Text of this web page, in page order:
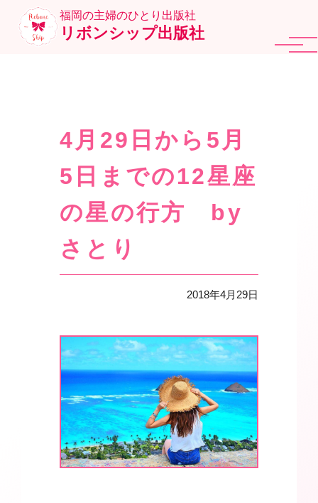
福岡の主婦のひとり出版社
リボンシップ出版社
4月29日から5月
5日までの12星座
の星の行方 by
さとり
2018年4月29日